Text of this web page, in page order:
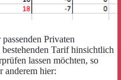
Privaten
Tarif hinsichtlich
lassen möchten, so
anderem hier: